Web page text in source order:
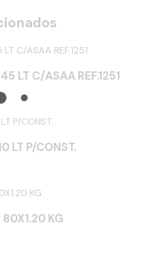
LT C/ASAA REF.1251
LT P/CONST.
80X1.20 KG